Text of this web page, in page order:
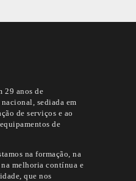
29 anos de
sediada em
de serviços e ao
de
na formação, na
melhoria contínua e
que nos